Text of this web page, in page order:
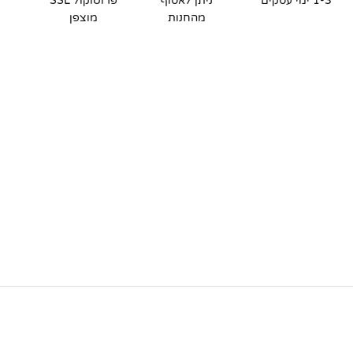
מהחנות
מוצפן